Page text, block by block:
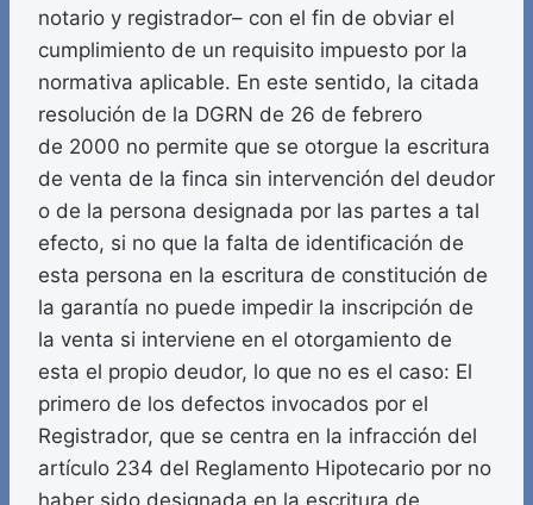
notario y registrador– con el fin de obviar el
cumplimiento de un requisito impuesto por la
normativa aplicable. En este sentido, la citada
resolución de la DGRN de 26 de febrero
de 2000 no permite que se otorgue la escritura
de venta de la finca sin intervención del deudor
o de la persona designada por las partes a tal
efecto, si no que la falta de identificación de
esta persona en la escritura de constitución de
la garantía no puede impedir la inscripción de
la venta si interviene en el otorgamiento de
esta el propio deudor, lo que no es el caso: El
primero de los defectos invocados por el
Registrador, que se centra en la infracción del
artículo 234 del Reglamento Hipotecario por no